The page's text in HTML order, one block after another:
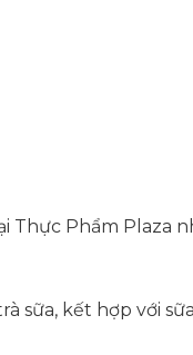
Thực Phẩm Plaza
sữa, kết hợp với